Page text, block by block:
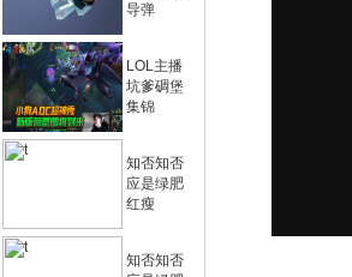
导弹
LOL主播
坑爹碉堡
集锦
知否知否
应是绿肥
红瘦
知否知否